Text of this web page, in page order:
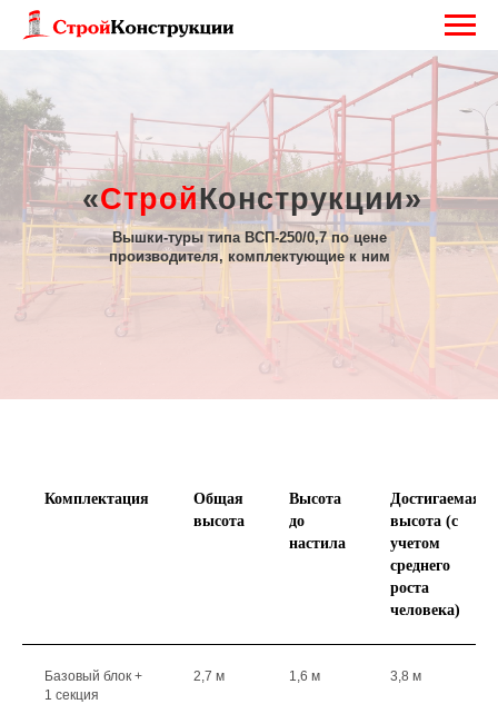
«СтройКонструкции»
Вышки-туры типа ВСП-250/0,7 по цене
производителя, комплектующие к ним
Комплектация
Общая
высота
Высота
до
настила
Достигаемая
высота (с
учетом
среднего
роста
человека)
Базовый блок +
1 секция
2,7 м 1,6 м 3,8 м